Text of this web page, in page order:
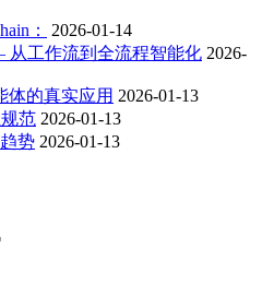
：
2026-01-14
工作流到全流程智能化 2026-
的真实应用 2026-01-13
范 2026-01-13
势 2026-01-13